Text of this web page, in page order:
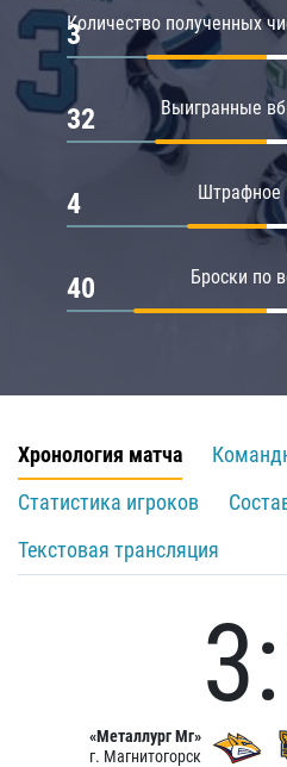
Количество полученных
3
Выигранные
32
Штрафное
4
Броски по
40
Хронология матча
Статистика игроков
Текстовая трансляция
«Металлург Мг»
г. Магнитогорск